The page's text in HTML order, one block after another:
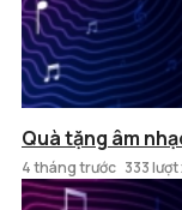
Quà tặng âm
4 tháng trước 333